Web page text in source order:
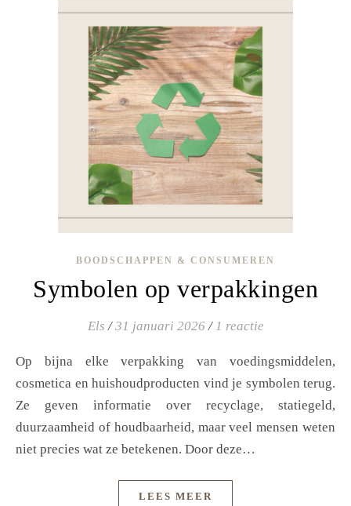
BOODSCHAPPEN & CONSUMEREN
Symbolen op verpakkingen
Els / 31 januari 2026 / 1 reactie
Op bijna elke verpakking van voedingsmiddelen,
cosmetica en huishoudproducten vind je symbolen terug.
Ze geven informatie over recyclage, statiegeld,
duurzaamheid of houdbaarheid, maar veel mensen weten
niet precies wat ze betekenen. Door deze…
LEES MEER